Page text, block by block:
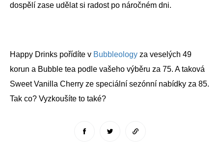
dospělí zase udělat si radost po náročném dni.
Happy Drinks pořídíte v Bubbleology za veselých 49
korun a Bubble tea podle vašeho výběru za 75. A taková
Sweet Vanilla Cherry ze speciální sezónní nabídky za 85.
Tak co? Vyzkoušíte to také?